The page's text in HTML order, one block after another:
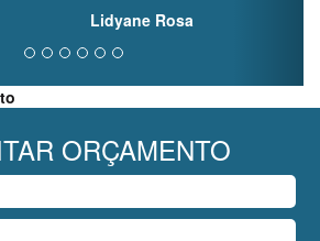
Lidyane Rosa
ORÇAMENTO